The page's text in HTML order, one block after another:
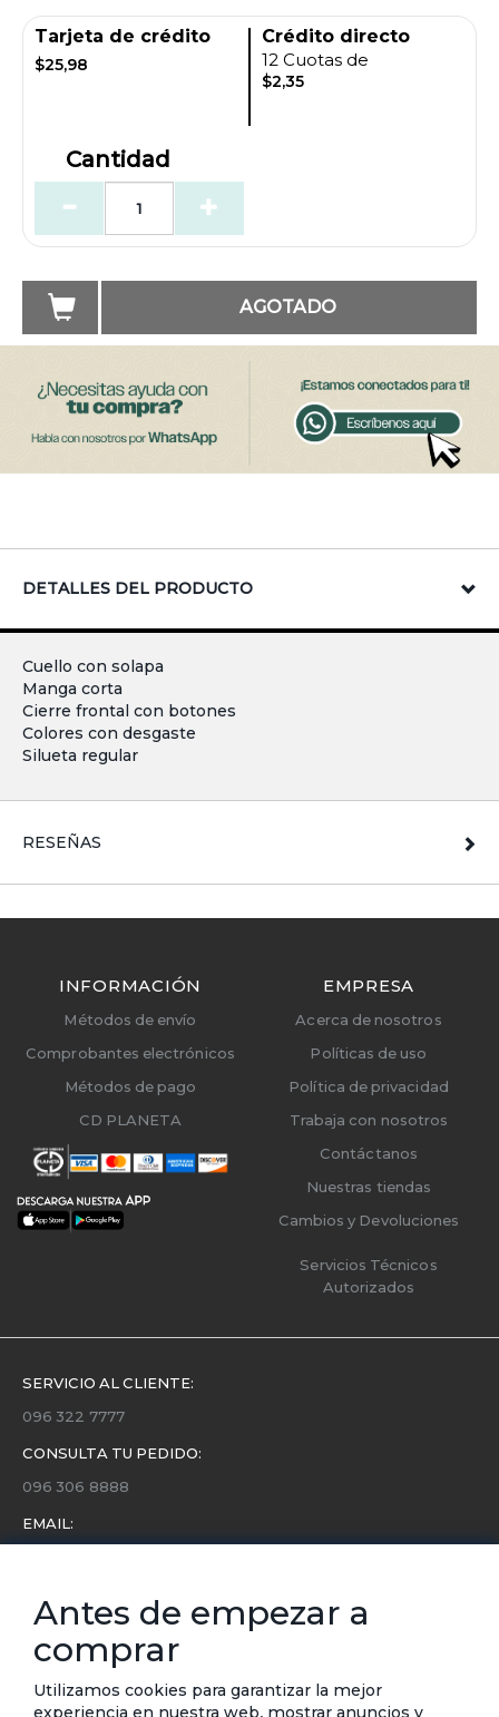
Tarjeta de crédito
$25,98
Crédito directo
12 Cuotas de
$2,35
Cantidad
AGOTADO
DETALLES DEL PRODUCTO
Cuello con solapa
Manga corta
Cierre frontal con botones
Colores con desgaste
Silueta regular
RESEÑAS
INFORMACIÓN
Métodos de envío
Comprobantes electrónicos
Métodos de pago
CD PLANETA
EMPRESA
Acerca de nosotros
Políticas de uso
Política de privacidad
Trabaja con nosotros
Contáctanos
Nuestras tiendas
Cambios y Devoluciones
Servicios Técnicos
Autorizados
SERVICIO AL CLIENTE:
096 322 7777
CONSULTA TU PEDIDO:
096 306 8888
EMAIL:
Conoce toda la información sobre últimas colecciones,
eventos y ofertas.
Subscríbete a nuestro newsletter
Antes de empezar a
comprar
Utilizamos cookies para garantizar la mejor
experiencia en nuestra web, mostrar anuncios y